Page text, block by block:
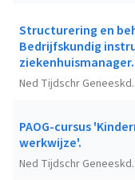
Structurering en
Bedrijfskundig
ziekenhuismanager.
Ned Tijdschr
PAOG-cursus
werkwijze'.
Ned Tijdschr